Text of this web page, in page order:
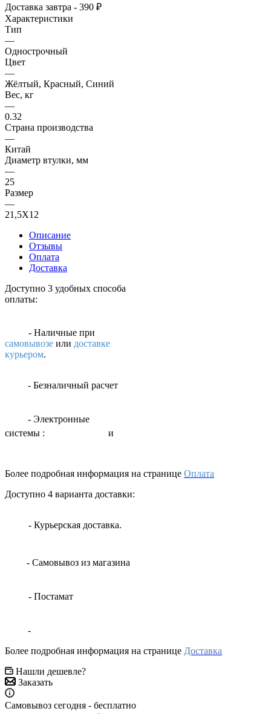
Доставка завтра - 390 ₽
Характеристики
Тип
—
Однострочный
Цвет
—
Жёлтый, Красный, Синий
Вес, кг
—
0.32
Страна производства
—
Китай
Диаметр втулки, мм
—
25
Размер
—
21,5Х12
Описание
Отзывы
Оплата
Доставка
Доступно 3 удобных способа
оплаты:
- Наличные при
самовывозе или доставке
курьером.
- Безналичный расчет
- Электронные
системы : и
Более подробная информация на странице Оплата
Доступно 4 варианта доставки:
- Курьерская доставка.
- Самовывоз из магазина
- Постамат
-
Более подробная информация на странице Доставка
Нашли дешевле?
Заказать
Самовывоз сегодня - бесплатно